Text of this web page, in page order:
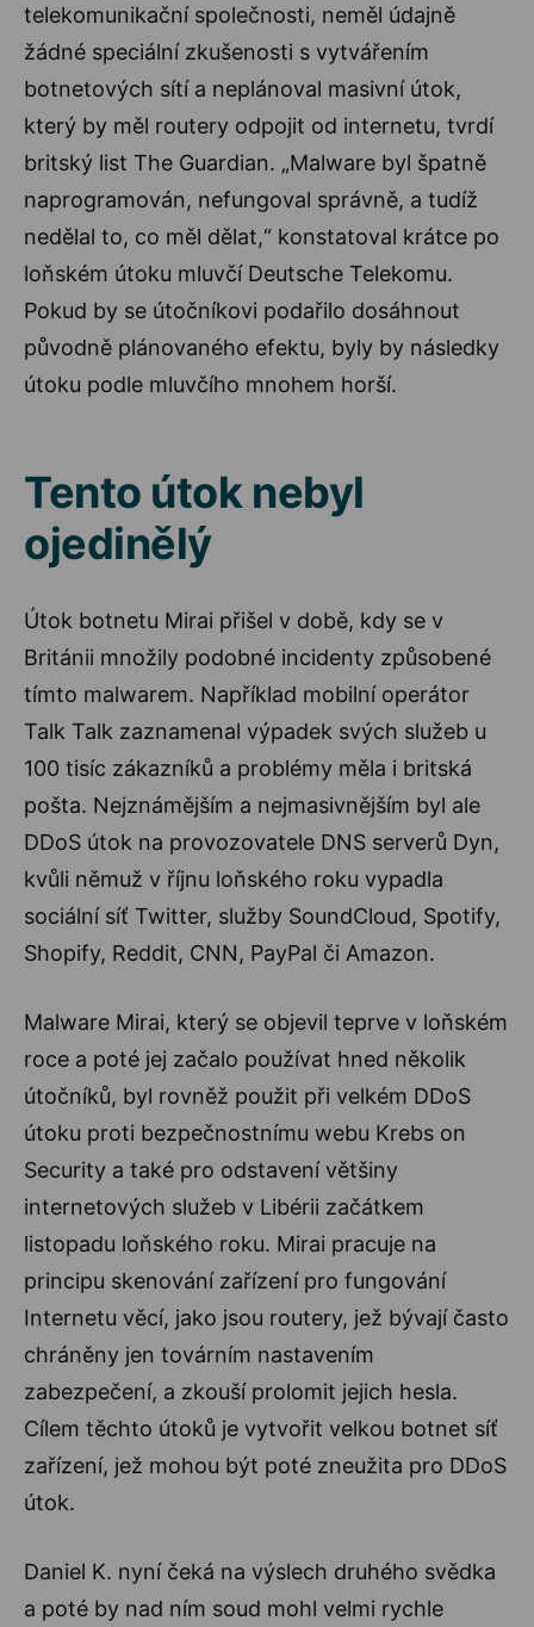
telekomunikační společnosti, neměl údajně
žádné speciální zkušenosti s vytvářením
botnetových sítí a neplánoval masivní útok,
který by měl routery odpojit od internetu, tvrdí
britský list The Guardian. „Malware byl špatně
naprogramován, nefungoval správně, a tudíž
nedělal to, co měl dělat,“ konstatoval krátce po
loňském útoku mluvčí Deutsche Telekomu.
Pokud by se útočníkovi podařilo dosáhnout
původně plánovaného efektu, byly by následky
útoku podle mluvčího mnohem horší.
Tento útok nebyl
ojedinělý
Útok botnetu Mirai přišel v době, kdy se v
Británii množily podobné incidenty způsobené
tímto malwarem. Například mobilní operátor
Talk Talk zaznamenal výpadek svých služeb u
100 tisíc zákazníků a problémy měla i britská
pošta. Nejznámějším a nejmasivnějším byl ale
DDoS útok na provozovatele DNS serverů Dyn,
kvůli němuž v říjnu loňského roku vypadla
sociální síť Twitter, služby SoundCloud, Spotify,
Shopify, Reddit, CNN, PayPal či Amazon.
Malware Mirai, který se objevil teprve v loňském
roce a poté jej začalo používat hned několik
útočníků, byl rovněž použit při velkém DDoS
útoku proti bezpečnostnímu webu Krebs on
Security a také pro odstavení většiny
internetových služeb v Libérii začátkem
listopadu loňského roku. Mirai pracuje na
principu skenování zařízení pro fungování
Internetu věcí, jako jsou routery, jež bývají často
chráněny jen továrním nastavením
zabezpečení, a zkouší prolomit jejich hesla.
Cílem těchto útoků je vytvořit velkou botnet síť
zařízení, jež mohou být poté zneužita pro DDoS
útok.
Daniel K. nyní čeká na výslech druhého svědka
a poté by nad ním soud mohl velmi rychle